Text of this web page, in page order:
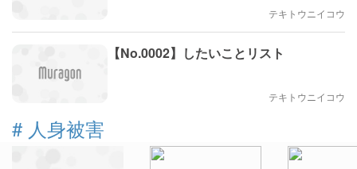
テキトウニイコウ
【No.0002】したいことリスト
テキトウニイコウ
# 人身被害